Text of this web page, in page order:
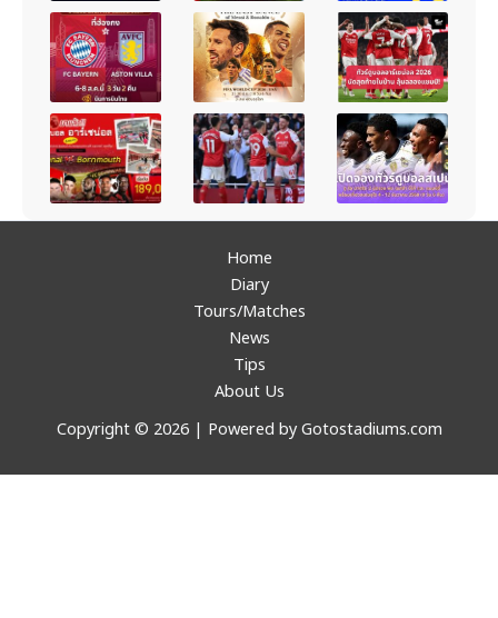
Home
Diary
Tours/Matches
News
Tips
About Us
Copyright © 2026 | Powered by Gotostadiums.com